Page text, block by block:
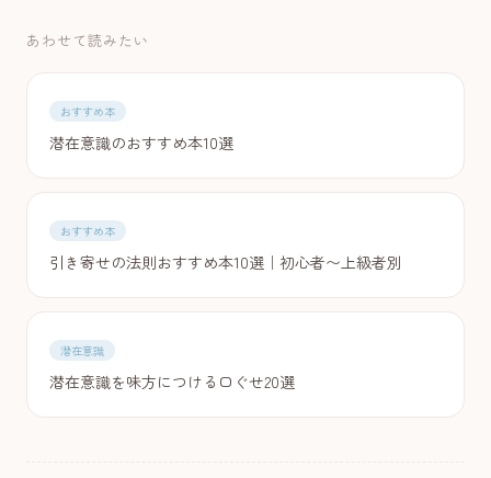
あわせて読みたい
おすすめ本
潜在意識のおすすめ本10選
おすすめ本
引き寄せの法則おすすめ本10選｜初心者〜上級者別
潜在意識
潜在意識を味方につける口ぐせ20選